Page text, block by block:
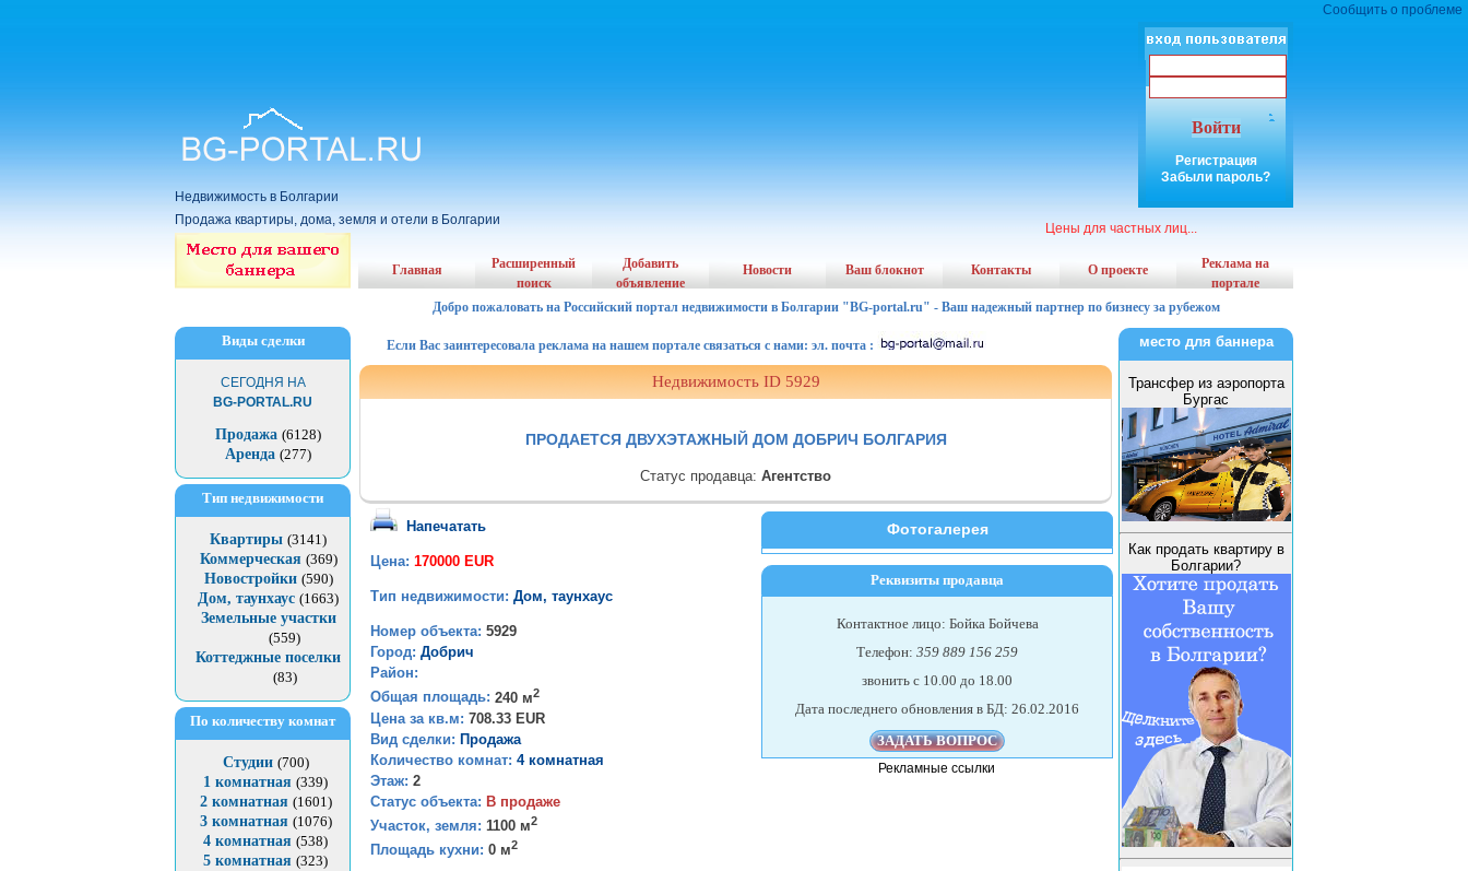
Сообщить о проблеме
Войти
Регистрация
Забыли пароль?
Цены для частных лиц...
Недвижимость в Болгарии
Продажа квартиры, дома, земля и отели в Болгарии
Виды сделки
СЕГОДНЯ НА
BG-PORTAL.RU
Продажа (6128)
Аренда (277)
Тип недвижимости
Квартиры (3141)
Коммерческая (369)
Новостройки (590)
Дом, таунхаус (1663)
Земельные участки
(559)
Коттеджные поселки
(83)
По количеству комнат
Студии (700)
1 комнатная (339)
2 комнатная (1601)
3 комнатная (1076)
4 комнатная (538)
5 комнатная (323)
Главная
Расширенный
поиск
Добавить
объявление
Новости Ваш блокнот Контакты О проекте
Реклама на
портале
Добро пожаловать на Российский портал недвижимости в Болгарии "BG-portal.ru" - Ваш надежный партнер по бизнесу за рубежом
Если Вас заинтересовала реклама на нашем портале связаться с нами: эл. почта :
Недвижимость ID 5929
ПРОДАЕТСЯ ДВУХЭТАЖНЫЙ ДОМ ДОБРИЧ БОЛГАРИЯ
Статус продавца: Агентство
Фотогалерея
Реквизиты продавца
Контактное лицо: Бойка Бойчева
Телефон: 359 889 156 259
звонить c 10.00 до 18.00
Дата последнего обновления в БД: 26.02.2016
Рекламные ссылки
Напечатать
Цена: 170000 EUR
Тип недвижимости: Дом, таунхаус
Номер объекта: 5929
Город: Добрич
Район:
Общая площадь: 240 м2
Цена за кв.м: 708.33 EUR
Вид сделки: Продажа
Количество комнат: 4 комнатная
Этаж: 2
Статус объекта: В продаже
Участок, земля: 1100 м2
Площадь кухни: 0 м2
место для баннера
Трансфер из аэропорта
Бургас
Как продать квартиру в
Болгарии?